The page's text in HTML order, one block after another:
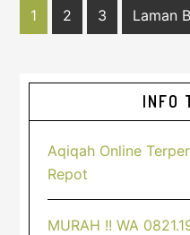
Halaman
1 Halaman
2 Halaman
3
Lompat
ke
Laman
Sidebar
Utama
INFO
Aqiqah Online
Repot
MURAH !! WA